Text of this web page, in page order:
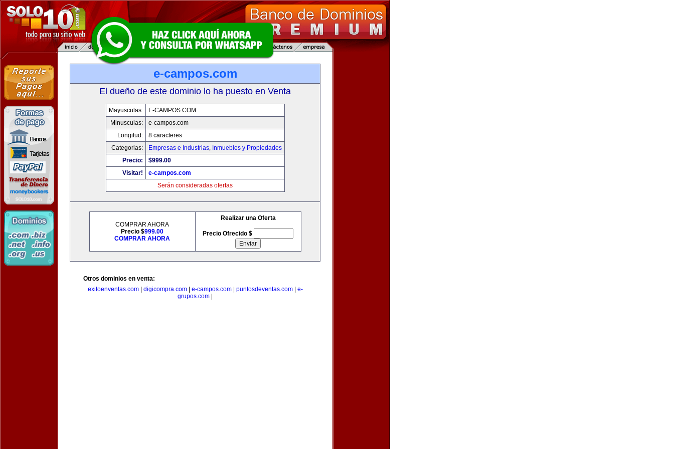
e-campos.com
El dueño de este dominio lo ha puesto en Venta
Mayusculas:
E-CAMPOS.COM
Minusculas:
e-campos.com
Longitud:
8 caracteres
Categorias:
Empresas e Industrias, Inmuebles y Propiedades
Precio:
$999.00
Visitar!
e-campos.com
Serán consideradas ofertas
COMPRAR AHORA
Precio $999.00
COMPRAR AHORA
Realizar una Oferta
Precio Ofrecido $
Otros dominios en venta:
exitoenventas.com| digicompra.com| e-campos.com| puntosdeventas.com| e-
grupos.com